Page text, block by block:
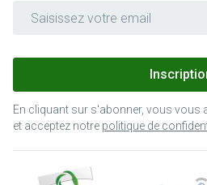
En cliquant sur s'abonner, vous vous
et acceptez notre politique de